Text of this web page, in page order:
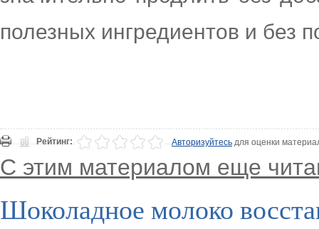
полезных ингредиентов и без
Рейтинг: Авторизуйтесьдля оценки
С этим материалом еще
Шоколадное молоко